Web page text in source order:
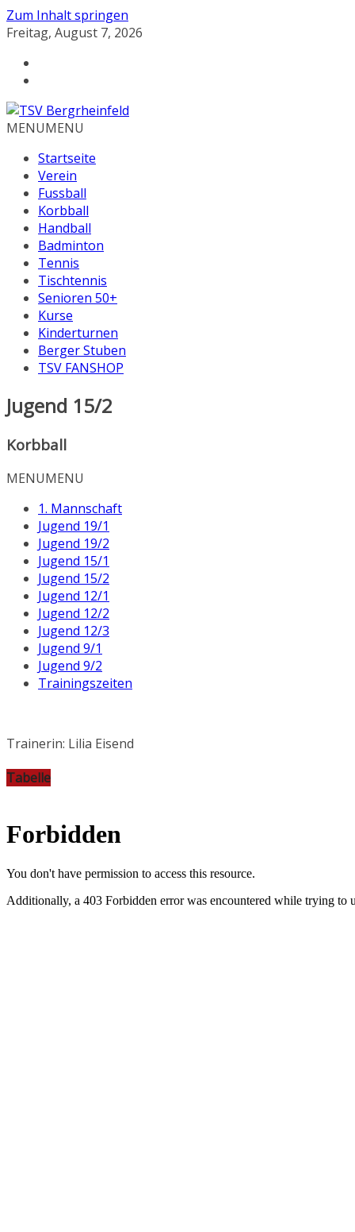
Zum Inhalt springen
Freitag, August 7, 2026
MENUMENU
Startseite
Verein
Fussball
Korbball
Handball
Badminton
Tennis
Tischtennis
Senioren 50+
Kurse
Kinderturnen
Berger Stuben
TSV FANSHOP
Jugend 15/2
Korbball
MENUMENU
1. Mannschaft
Jugend 19/1
Jugend 19/2
Jugend 15/1
Jugend 15/2
Jugend 12/1
Jugend 12/2
Jugend 12/3
Jugend 9/1
Jugend 9/2
Trainingszeiten
Trainerin: Lilia Eisend
Tabelle